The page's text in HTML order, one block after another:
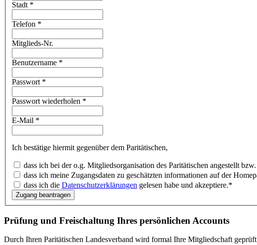
Stadt *
Telefon *
Mitglieds-Nr.
Benutzername *
Passwort *
Passwort wiederholen *
E-Mail *
Ich bestätige hiermit gegenüber dem Paritätischen,
dass ich bei der o.g. Mitgliedsorganisation des Paritätischen angestellt
dass ich meine Zugangsdaten zu geschätzten informationen auf der
dass ich die Datenschutzerklärungen gelesen habe und akzeptiere.*
Prüfung und Freischaltung Ihres persönlichen Accounts
Durch Ihren Paritätischen Landesverband wird formal Ihre Mitgliedschaft